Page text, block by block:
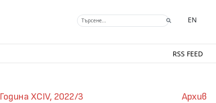
EN
RSS FEED
Година XCIV, 2022/3 Архив